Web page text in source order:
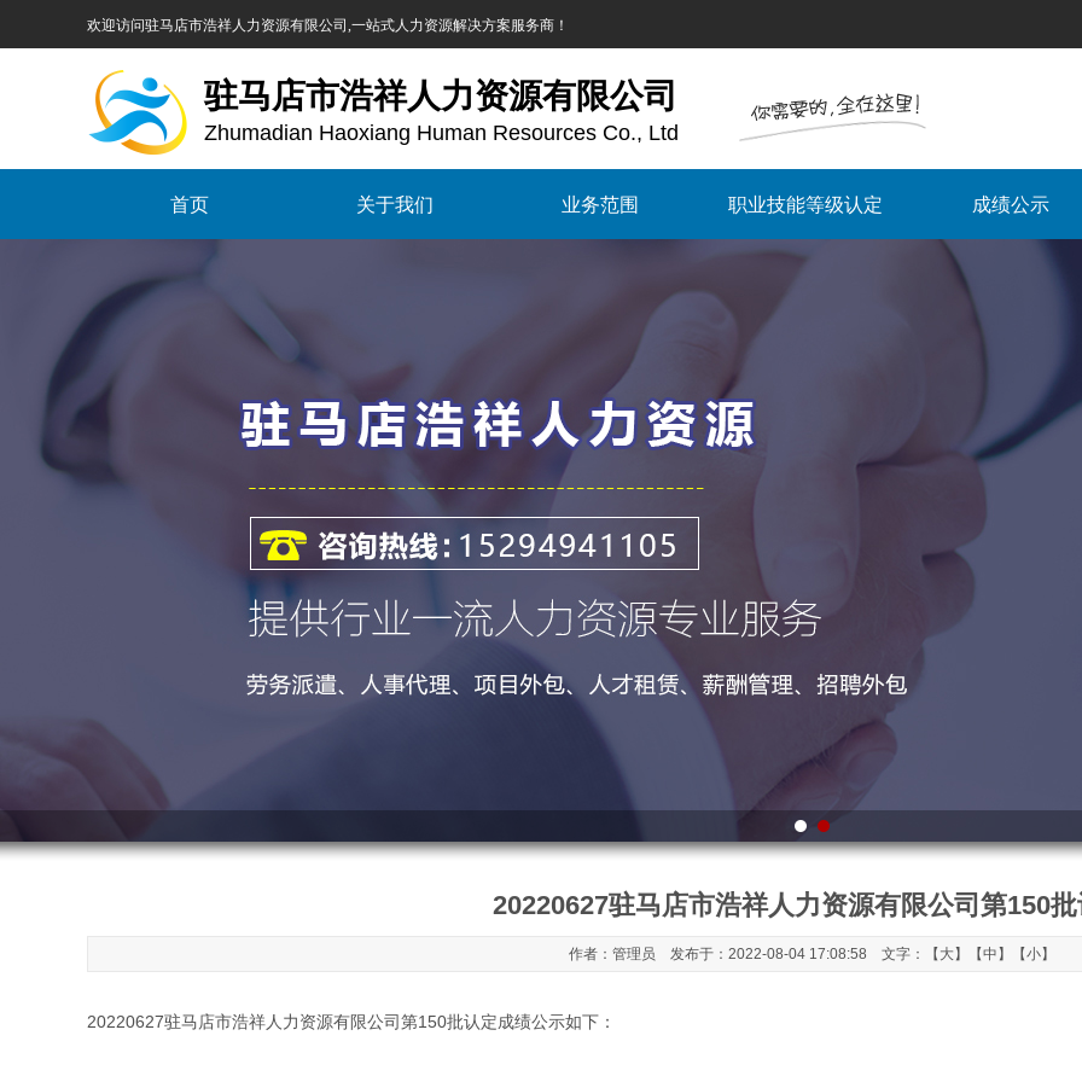
首页 关于我们 业务范围 职业技能等级认定 成绩公示
Zhumadian Haoxiang Human Resources Co., Ltd
欢迎访问驻马店市浩祥人力资源有限公司,一站式人力资源解决方案服务商！
驻马店市浩祥人力资源有限公司
20220627驻马店市浩祥人力资源有限公司第150
作者：管理员 发布于：2022-08-04 17:08:58 文字：【 大】【中 】【小】
20220627驻马店市浩祥人力资源有限公司第150批认定成绩公示如下：